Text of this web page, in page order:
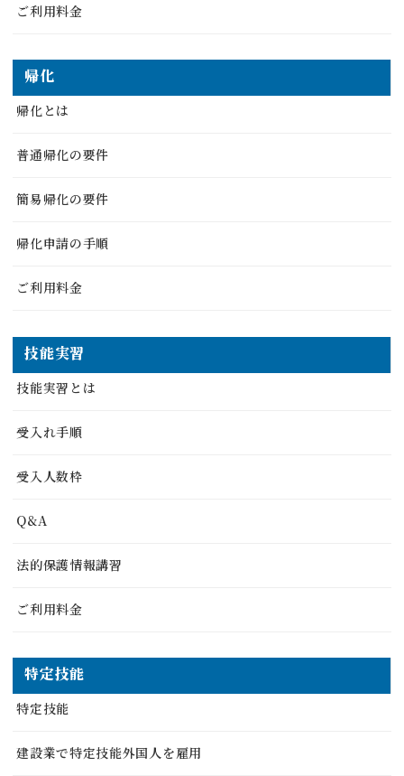
ご利用料金
帰化
帰化とは
普通帰化の要件
簡易帰化の要件
帰化申請の手順
ご利用料金
技能実習
技能実習とは
受入れ手順
受入人数枠
Q&A
法的保護情報講習
ご利用料金
特定技能
特定技能
建設業で特定技能外国人を雇用